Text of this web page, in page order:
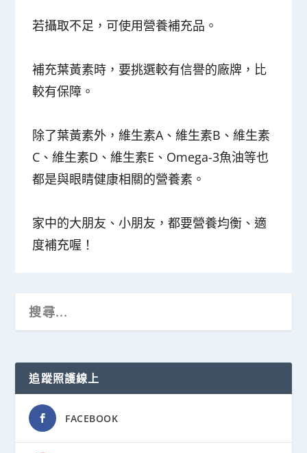
若攝取不足，可使用營養補充品。
補充葉黃素時，要挑選較有信譽的廠牌，比
較有保障。
除了葉黃素外，維生素A、維生素B、維生素
C、維生素D、維生素E、Omega-3魚油等也
都是與眼睛健康相關的營養素。
家中的大朋友、小朋友，都要營養均衡、適
度補充喔！
追蹤照護線上
FACEBOOK